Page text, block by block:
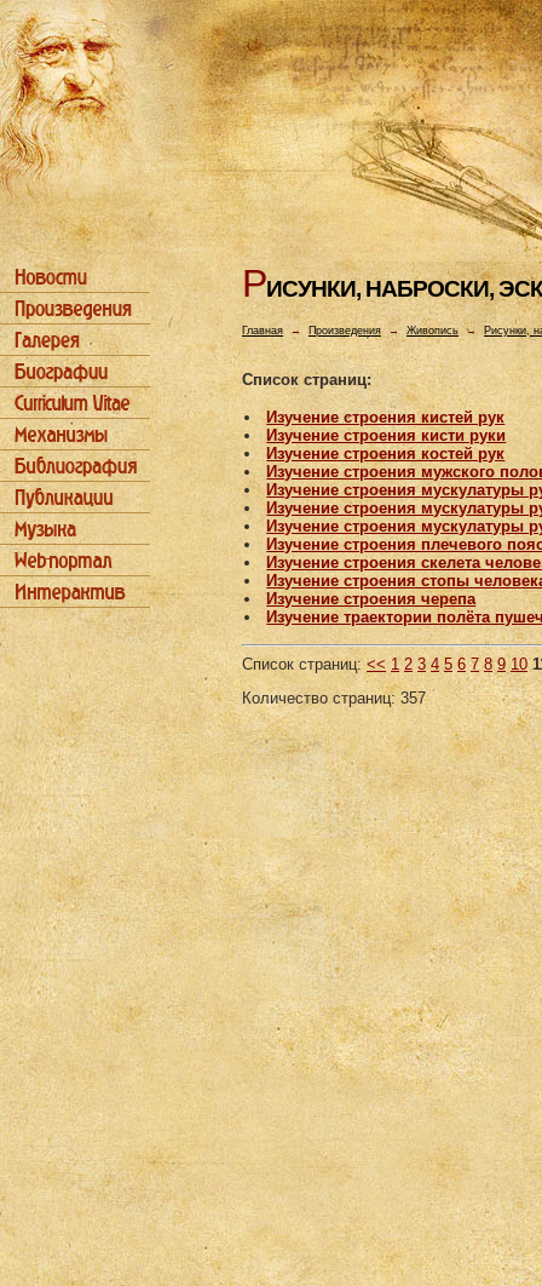
РИСУHКИ, HАБРОСКИ,
Главная→ Произведения → Живопись → Рисунки,
Список страниц:
Изучение строения кистей рук
Изучение строения кисти руки
Изучение строения костей рук
Изучение строения мужского
Изучение строения мускулатуры
Изучение строения мускулатуры
Изучение строения мускулатуры
Изучение строения плечевого
Изучение строения скелета
Изучение строения стопы
Изучение строения черепа
Изучение траектории полёта
Список страниц: << 1 2 3 4 5 6 7 8 9 10
Количество страниц: 357